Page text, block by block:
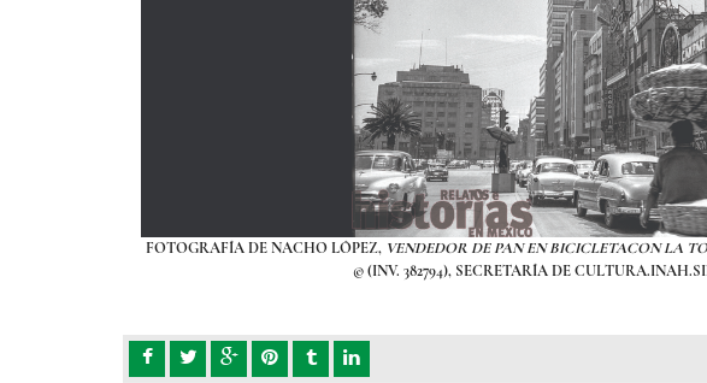
FOTOGRAFÍA DE NACHO LÓPEZ, VENDEDOR DE PAN EN BICICLETACON LA
© (INV. 382794), SECRETARÍA DE